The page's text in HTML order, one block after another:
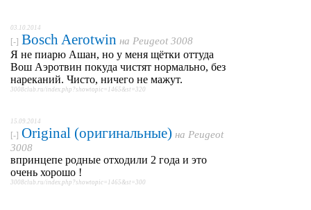
03.10.2014
[-] Bosch Aerotwin на Peugeot 3008
Я не пиарю Ашан, но у меня щётки оттуда
Вош Аэротвин покуда чистят нормально, без
нареканий. Чисто, ничего не мажут.
3008club.ru/index.php?showtopic=1465&st=320
15.09.2014
[-] Original (оригинальные) на Peugeot
3008
впринцепе родные отходили 2 года и это
очень хорошо !
3008club.ru/index.php?showtopic=1465&st=300